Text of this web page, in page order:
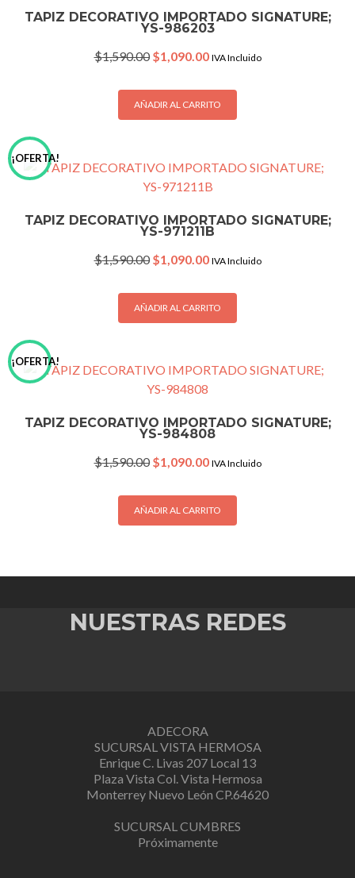
TAPIZ DECORATIVO IMPORTADO SIGNATURE;
YS-986203
$1,590.00 Original
was:
$1,590.00.
$1,090.00Current
is:
$1,090.00.
IVA Incluido
AÑADIR AL CARRITO
¡OFERTA!
TAPIZ DECORATIVO IMPORTADO SIGNATURE;
YS-971211B
$1,590.00 Original
was:
$1,590.00.
$1,090.00Current
is:
$1,090.00.
IVA Incluido
AÑADIR AL CARRITO
¡OFERTA!
TAPIZ DECORATIVO IMPORTADO SIGNATURE;
YS-984808
$1,590.00 Original
was:
$1,590.00.
$1,090.00Current
is:
$1,090.00.
IVA Incluido
AÑADIR AL CARRITO
NUESTRAS REDES
ADECORA
SUCURSAL VISTA HERMOSA
Enrique C. Livas 207 Local 13
Plaza Vista Col. Vista Hermosa
Monterrey Nuevo León CP.64620
SUCURSAL CUMBRES
Próximamente